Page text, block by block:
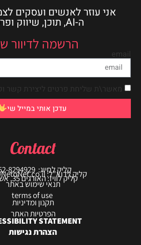
אני עוזר לאנשים ועסקים
ה-AI, תוכן, שיווק ופרסום.
הרשמה לדיוור
email
מאשר\ת שליחת פרטים ליצירת קשר
עדכן אותי במייל שי
Contact
קליק לחיוג: 052-8294929
קליק לדוא"ל: Shai@NetoNet.co.il
קליק לוויז: האורגים 35, אשדוד
תנאי שימוש באתר
תקנון ומדיניות
הפרטיות האתר
STATEMENT
הצהרת נגישות